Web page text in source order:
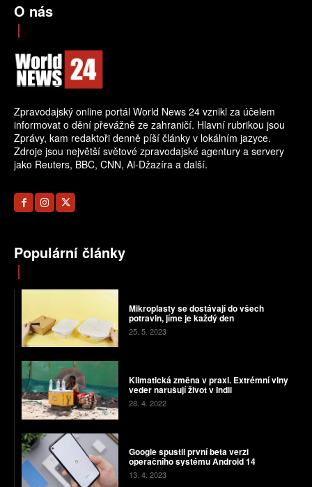
O nás
Zpravodajský online portál World News 24 vznikl za účelem
informovat o dění převážně ze zahraničí. Hlavní rubrikou jsou
Zprávy, kam redaktoři denně píší články v lokálním jazyce.
Zdroje jsou největší světové zpravodajské agentury a servery
jako Reuters, BBC, CNN, Al-Džazíra a další.
Populární články
Mikroplasty se dostávají do všech
potravin, jíme je každý den
25. 5. 2023
Klimatická změna v praxi. Extrémní vlny
veder narušují život v Indii
28. 4. 2022
Google spustil první beta verzi
operačního systému Android 14
13. 4. 2023